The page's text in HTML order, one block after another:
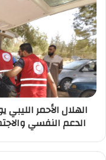
الهلال الأحمر
الدعم النفسي